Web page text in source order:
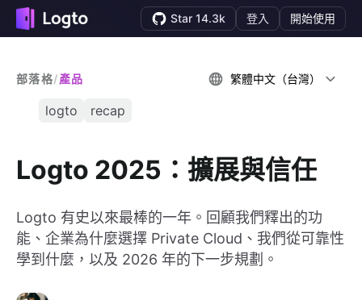
Star 14.3k 登入 開始使用
部落格/產品 繁體中文（台灣）
logto recap
Logto 2025：擴展與信任
Logto 有史以來最棒的一年。回顧我們釋出的功
能、企業為什麼選擇 Private Cloud、我們從可靠性
學到什麼，以及 2026 年的下一步規劃。